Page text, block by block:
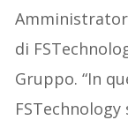
di
Gruppo. “In